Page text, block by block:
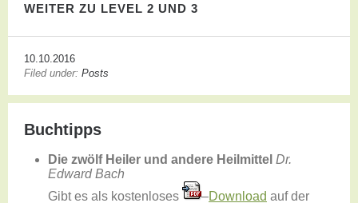
WEITER ZU LEVEL 2 UND 3
10.10.2016
Filed under: Posts
Buchtipps
Die zwölf Heiler und andere Heilmittel Dr.
Edward Bach
Gibt es als kostenloses
–Download auf der